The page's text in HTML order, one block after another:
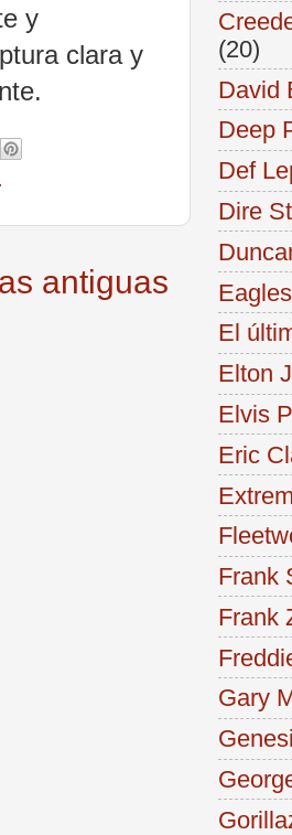
y
clara y
antiguas
(20)
David
Deep
Def
Dire
Eagles
El
Elton
Elvis
Eric
Frank
Frank
Gary